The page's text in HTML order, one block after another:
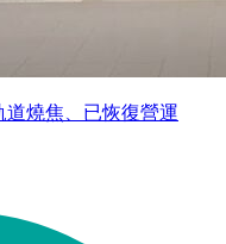
燒焦、已恢復營運